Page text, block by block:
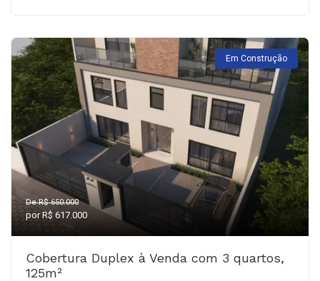
Em Construção
De R$ 650.000
por R$ 617.000
Cobertura Duplex à Venda com 3 quartos,
125m²